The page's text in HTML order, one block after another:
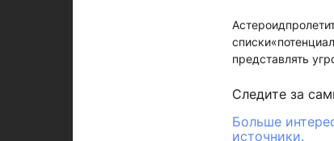
представлять
Следите за
Больше
источники.